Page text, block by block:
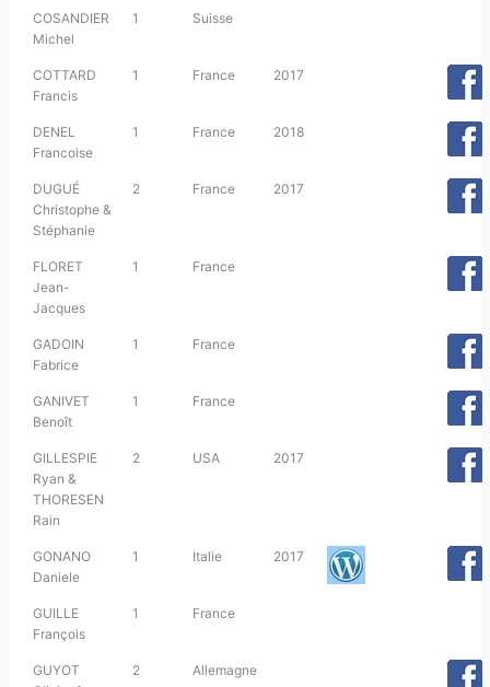
COSANDIER
Michel
1 Suisse
COTTARD
Francis
1 France 2017
DENEL
Francoise
1 France 2018
DUGUÉ
Christophe &
Stéphanie
2 France 2017
FLORET
Jean-
Jacques
1 France
GADOIN
Fabrice
1 France
GANIVET
Benoît
1 France
GILLESPIE
Ryan &
THORESEN
Rain
2 USA 2017
GONANO
Daniele
1 Italie 2017
GUILLE
François
1 France
GUYOT
2 Allemagne